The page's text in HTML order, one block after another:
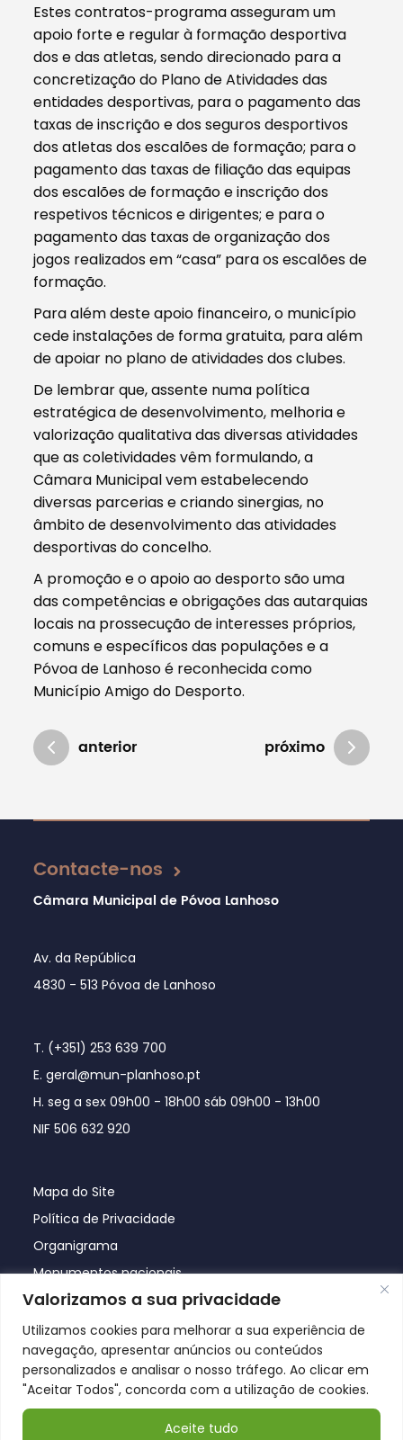
Valorizamos a sua privacidade
Utilizamos cookies para melhorar a sua experiência de
navegação, apresentar anúncios ou conteúdos
personalizados e analisar o nosso tráfego. Ao clicar em
"Aceitar Todos", concorda com a utilização de cookies.
Aceite tudo
Estes contratos-programa asseguram um
apoio forte e regular à formação desportiva
dos e das atletas, sendo direcionado para a
concretização do Plano de Atividades das
entidades desportivas, para o pagamento das
taxas de inscrição e dos seguros desportivos
dos atletas dos escalões de formação; para o
pagamento das taxas de filiação das equipas
dos escalões de formação e inscrição dos
respetivos técnicos e dirigentes; e para o
pagamento das taxas de organização dos
jogos realizados em “casa” para os escalões de
formação.
Para além deste apoio financeiro, o município
cede instalações de forma gratuita, para além
de apoiar no plano de atividades dos clubes.
De lembrar que, assente numa política
estratégica de desenvolvimento, melhoria e
valorização qualitativa das diversas atividades
que as coletividades vêm formulando, a
Câmara Municipal vem estabelecendo
diversas parcerias e criando sinergias, no
âmbito de desenvolvimento das atividades
desportivas do concelho.
A promoção e o apoio ao desporto são uma
das competências e obrigações das autarquias
locais na prossecução de interesses próprios,
comuns e específicos das populações e a
Póvoa de Lanhoso é reconhecida como
Município Amigo do Desporto.
anterior próximo
Atualizado em 16/10/2020
Contacte-nos
Câmara Municipal de Póvoa Lanhoso
Av. da República
4830 - 513 Póvoa de Lanhoso
T. (+351) 253 639 700
E. geral@mun-planhoso.pt
H. seg a sex 09h00 - 18h00 sáb 09h00 - 13h00
NIF 506 632 920
Mapa do Site
Política de Privacidade
Organigrama
Monumentos nacionais